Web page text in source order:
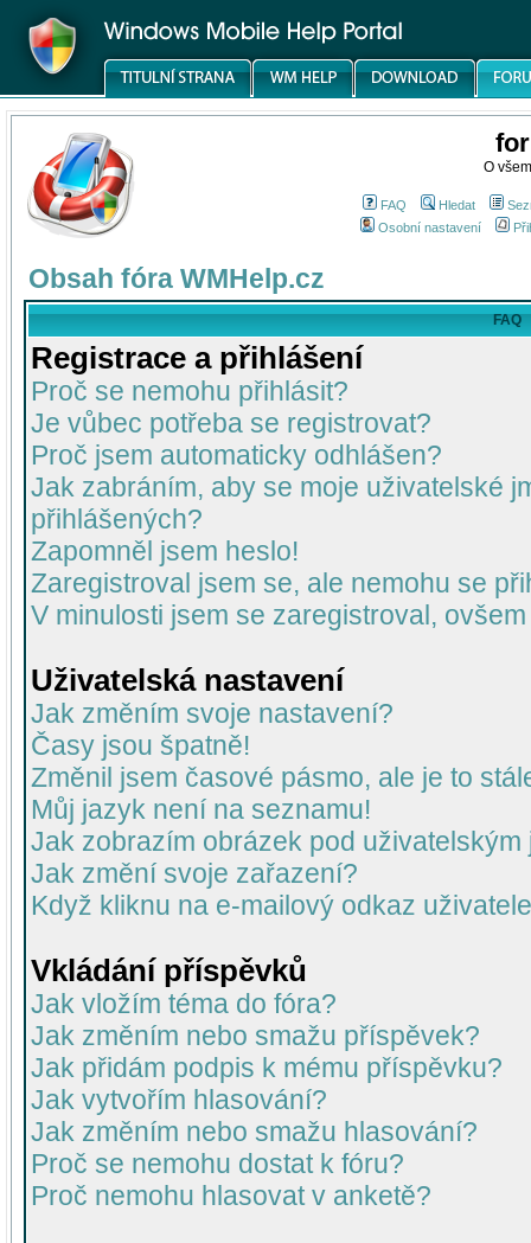
O
FAQ Hledat
Osobní nastavení
Obsah fóra WMHelp.cz
FAQ
Registrace a přihlášení
Proč se nemohu přihlásit?
Je vůbec potřeba se registrovat?
Proč jsem automaticky odhlášen?
Jak zabráním, aby se moje uživatelské
přihlášených?
Zapomněl jsem heslo!
Zaregistroval jsem se, ale nemohu se
V minulosti jsem se zaregistroval,
Uživatelská nastavení
Jak změním svoje nastavení?
Časy jsou špatně!
Změnil jsem časové pásmo, ale je to
Můj jazyk není na seznamu!
Jak zobrazím obrázek pod uživatelským
Jak změní svoje zařazení?
Když kliknu na e-mailový odkaz
Vkládání příspěvků
Jak vložím téma do fóra?
Jak změním nebo smažu příspěvek?
Jak přidám podpis k mému příspěvku?
Jak vytvořím hlasování?
Jak změním nebo smažu hlasování?
Proč se nemohu dostat k fóru?
Proč nemohu hlasovat v anketě?